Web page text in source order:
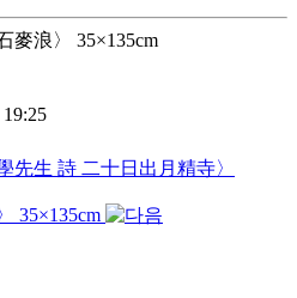
麥浪〉 35×135cm
先生 詩 二十日出月精寺〉
35×135cm